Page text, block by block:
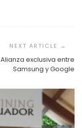
Alianza exclusiva entre
Samsung y Google